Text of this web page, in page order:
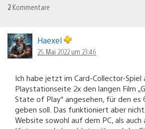
2 Kommentare
Haexel
25. Mai 2022 um 23:46
Ich habe jetzt im Card-Collector-Spiel
Playstationseite 2x den langen Film
State of Play“ angesehen, für den es
geben soll. Das funktioniert aber
Website sowohl auf dem PC, als auch